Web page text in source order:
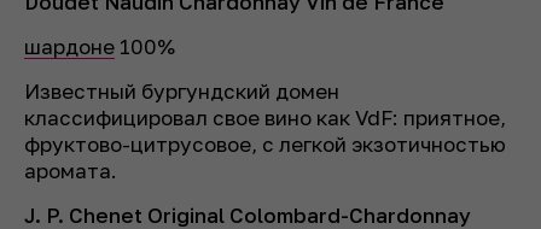
шардоне 100%
Известный бургундский домен
классифицировал свое вино как VdF: приятное,
фруктово-цитрусовое, с легкой экзотичностью
аромата.
J. P. Chenet Original Colombard-Chardonnay